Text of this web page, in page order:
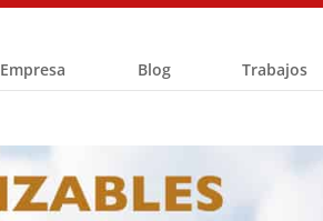
Empresa Blog Trabajos